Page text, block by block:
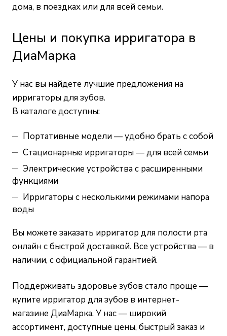
дома, в поездках или для всей семьи.
Цены и покупка ирригатора в
ДиаМарка
У нас вы найдете лучшие предложения на
ирригаторы для зубов.
В каталоге доступны:
Портативные модели — удобно брать с собой
Стационарные ирригаторы — для всей семьи
Электрические устройства с расширенными
функциями
Ирригаторы с несколькими режимами напора
воды
Вы можете заказать ирригатор для полости рта
онлайн с быстрой доставкой. Все устройства — в
наличии, с официальной гарантией.
Поддерживать здоровье зубов стало проще —
купите ирригатор для зубов в интернет-
магазине ДиаМарка. У нас — широкий
ассортимент, доступные цены, быстрый заказ и